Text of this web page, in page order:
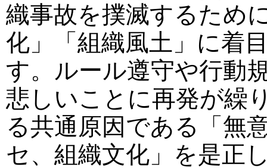
織事故を撲滅するため
化」「組織風土」に着
す。ルール遵守や行動
悲しいことに再発が繰
る共通原因である「無
セ、組織文化」を是正